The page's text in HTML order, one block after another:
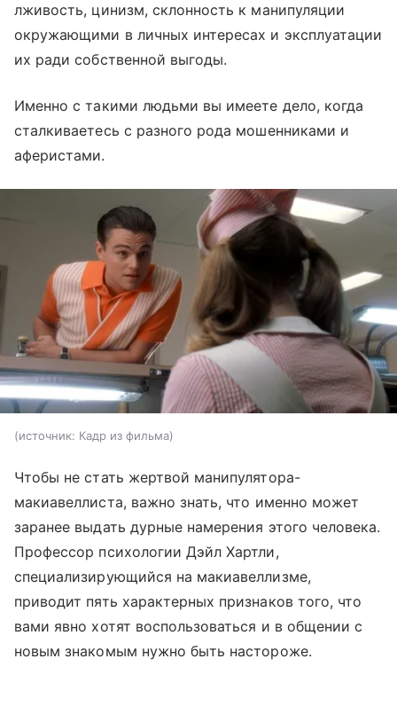
лживость, цинизм, склонность к манипуляции
окружающими в личных интересах и эксплуатации
их ради собственной выгоды.
Именно с такими людьми вы имеете дело, когда
сталкиваетесь с разного рода мошенниками и
аферистами.
источник: Кадр из фильма
Чтобы не стать жертвой манипулятора-
макиавеллиста, важно знать, что именно может
заранее выдать дурные намерения этого человека.
Профессор психологии Дэйл Хартли,
специализирующийся на макиавеллизме,
приводит пять характерных признаков того, что
вами явно хотят воспользоваться и в общении с
новым знакомым нужно быть настороже.